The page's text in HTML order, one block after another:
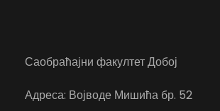
Саобраћајни факултет Добој
Адреса: Војводе Мишића бр. 52